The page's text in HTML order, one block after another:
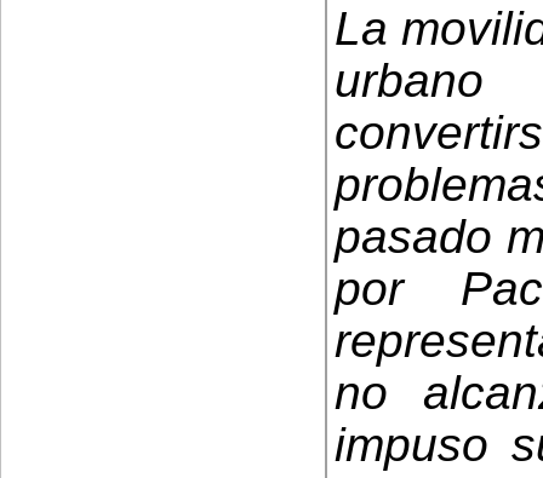
La
pasado
por
no
impuso